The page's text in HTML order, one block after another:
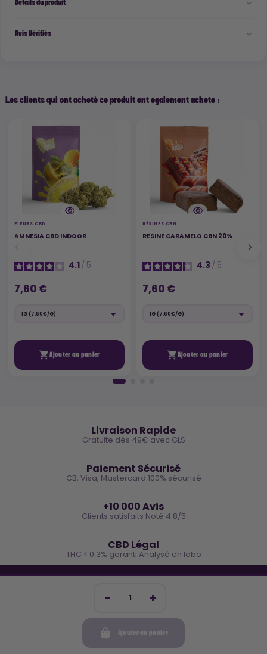
Ajouter au panier
Détails du produit
Avis Vérifiés
Les clients qui ont acheté ce produit ont également acheté :
FLEURS CBD
AMNESIA CBD INDOOR
4.1/ 5
7,60 €
Ajouter au panier
RÉSINES CBN
RESINE CARAMELO CBN 20%
4.3/ 5
7,60 €
Ajouter au panier
Livraison Rapide
Gratuite dès 49€ avec GLS
Paiement Sécurisé
CB, Visa, Mastercard 100% sécurisé
+10 000 Avis
Clients satisfaits Noté 4.8/5
CBD Légal
THC < 0.3% garanti Analysé en labo
Inscris-toi et reçois -10€ sur ta prochaine commande